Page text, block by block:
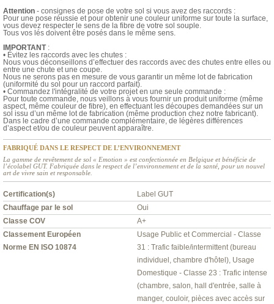
Attention - consignes de pose de votre sol si vous avez des raccords :
Pour une pose réussie et pour obtenir une couleur uniforme sur toute la surface,
vous devez respecter le sens de la fibre de votre sol souple.
Tous vos lés doivent être posés dans le même sens.
IMPORTANT:
• Évitez les raccords avec les chutes :
Nous vous déconseillons d’effectuer des raccords avec des chutes entre elles ou
entre une chute et une coupe.
Nous ne serons pas en mesure de vous garantir un même lot de fabrication
(uniformité du sol pour un raccord parfait).
• Commandez l'intégralité de votre projet en une seule commande :
Pour toute commande, nous veillons à vous fournir un produit uniforme (même
aspect, même couleur de fibre), en effectuant les découpes demandées sur un
sol issu d’un même lot de fabrication (même production chez notre fabricant).
Dans le cadre d’une commande complémentaire, de légères différences
d’aspect et/ou de couleur peuvent apparaître.
FABRIQUÉ DANS LE RESPECT DE L’ENVIRONNEMENT
La gamme de revêtement de sol « Emotion » est confectionnée en Belgique et bénéficie de
l’écolabel GUT. Fabriquée dans le respect de l’environnement et de la santé, pour un nouvel
art de vivre sain et responsable.
Certification(s)
Label GUT
Chauffage par le sol
Oui
Classe COV
A+
Classement Européen
Norme EN ISO 10874
Usage Public et Commercial - Classe
31 : Trafic faible/intermittent (bureau
individuel, chambre d'hôtel), Usage
Domestique - Classe 23 : Trafic intense
(chambre, salon, hall d'entrée, salle à
manger, couloir, pièces avec accès sur